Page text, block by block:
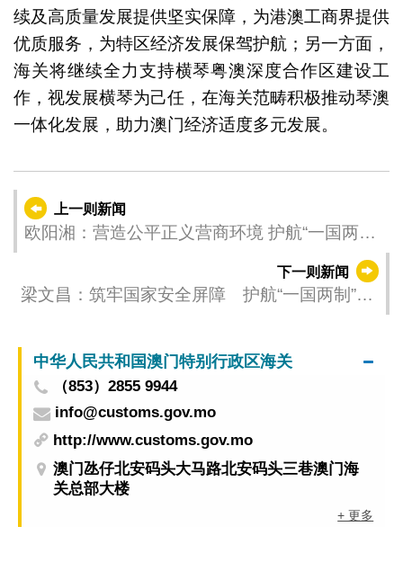
续及高质量发展提供坚实保障，为港澳工商界提供
优质服务，为特区经济发展保驾护航；另一方面，
海关将继续全力支持横琴粤澳深度合作区建设工
作，视发展横琴为己任，在海关范畴积极推动琴澳
一体化发展，助力澳门经济适度多元发展。
上一则新闻
欧阳湘：营造公平正义营商环境 护航“一国两制”
下一则新闻
梁文昌：筑牢国家安全屏障 护航“一国两制”行
中华人民共和国澳门特别行政区海关
（853）2855 9944
info@customs.gov.mo
http://www.customs.gov.mo
澳门氹仔北安码头大马路北安码头三巷澳门海
关总部大楼
+ 更多